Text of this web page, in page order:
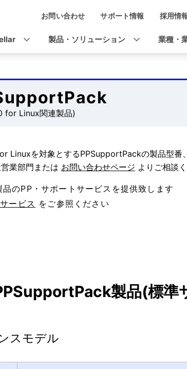
お問い合わせ サポート情報 採用情
製品・ソリューション 業種・
for Linux関連製品)
Linuxを対象とするPPSupportPackの製品型番
業部門または お問い合わせページ よりご相談く
のPP・サポートサービスを提供致します
ービス をご参照ください
製品(標準
スモデル